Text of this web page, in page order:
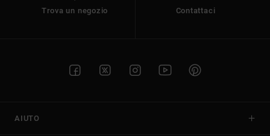
Trova un negozio Contattaci
AIUTO